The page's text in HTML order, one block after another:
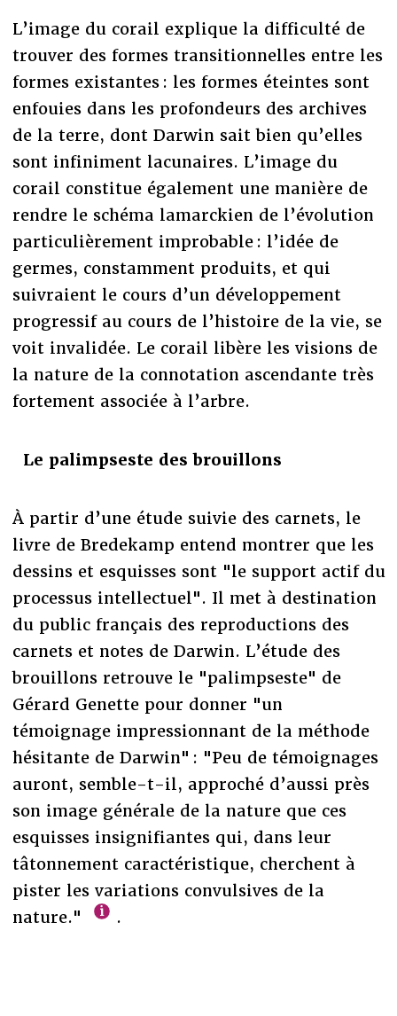
L’image du corail explique la difficulté de
trouver des formes transitionnelles entre les
formes existantes : les formes éteintes sont
enfouies dans les profondeurs des archives
de la terre, dont Darwin sait bien qu’elles
sont infiniment lacunaires. L’image du
corail constitue également une manière de
rendre le schéma lamarckien de l’évolution
particulièrement improbable : l’idée de
germes, constamment produits, et qui
suivraient le cours d’un développement
progressif au cours de l’histoire de la vie, se
voit invalidée. Le corail libère les visions de
la nature de la connotation ascendante très
fortement associée à l’arbre.
Le palimpseste des brouillons
À partir d’une étude suivie des carnets, le
livre de Bredekamp entend montrer que les
dessins et esquisses sont "le support actif du
processus intellectuel". Il met à destination
du public français des reproductions des
carnets et notes de Darwin. L’étude des
brouillons retrouve le "palimpseste" de
Gérard Genette pour donner "un
témoignage impressionnant de la méthode
hésitante de Darwin" : "Peu de témoignages
auront, semble-t-il, approché d’aussi près
son image générale de la nature que ces
esquisses insignifiantes qui, dans leur
tâtonnement caractéristique, cherchent à
pister les variations convulsives de la
nature."
.